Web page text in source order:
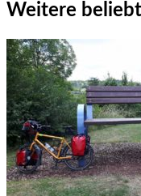
Weitere